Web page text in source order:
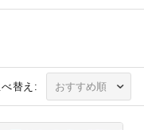
替え: